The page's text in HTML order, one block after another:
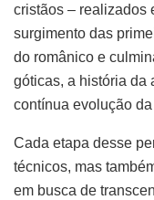
cristãos – realizados
surgimento das
do românico e
góticas, a história da
contínua evolução da
Cada etapa desse
técnicos, mas
em busca de